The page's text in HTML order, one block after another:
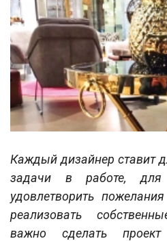
Каждый дизайнер ставит
задачи в работе, для
удовлетворить
реализовать
важно сделать